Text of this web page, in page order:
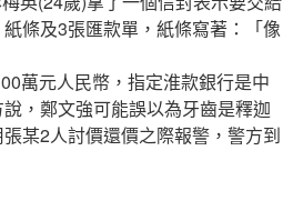
條及3張匯款單，紙條寫著：「像
萬元人民幣，指定淮款銀行是中
，鄭文強可能誤以為牙齒是釋迦
某2人討價還價之際報警，警方到